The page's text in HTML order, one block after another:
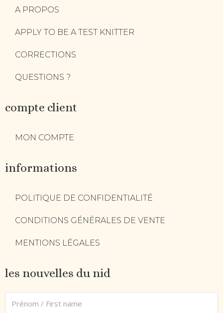
A PROPOS
APPLY TO BE A TEST KNITTER
CORRECTIONS
QUESTIONS ?
compte client
MON COMPTE
informations
POLITIQUE DE CONFIDENTIALITÉ
CONDITIONS GÉNÉRALES DE VENTE
MENTIONS LÉGALES
les nouvelles du nid